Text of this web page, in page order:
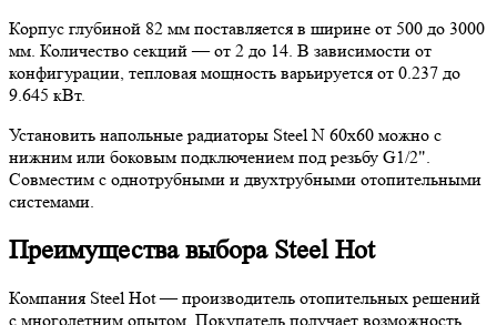
Корпус глубиной 82 мм поставляется в ширине от 500 до 3000
мм. Количество секций — от 2 до 14. В зависимости от
конфигурации, тепловая мощность варьируется от 0.237 до
9.645 кВт.
Установить напольные радиаторы Steel N 60х60 можно с
нижним или боковым подключением под резьбу G1/2".
Совместим с однотрубными и двухтрубными отопительными
системами.
Преимущества выбора Steel Hot
Компания Steel Hot — производитель отопительных решений
с многолетним опытом. Покупатель получает возможность